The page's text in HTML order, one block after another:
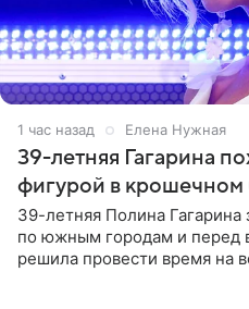
1 час назад Елена Нужная
39-летняя Гагарина
фигурой в крошечном
39-летняя Полина
по южным городам и перед
решила провести время на